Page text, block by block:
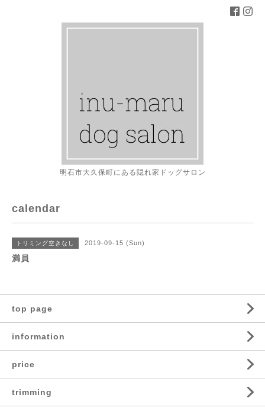
明石市大久保町にある隠れ家ドッグサロン
calendar
トリミング空きなし 2019-09-15 (Sun)
満員
top page
information
price
trimming